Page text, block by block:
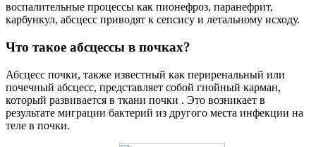
воспалительные процессы как пионефроз, паранефрит,
карбункул, абсцесс приводят к сепсису и летальному исходу.
Что такое абсцессы в почках?
Абсцесс почки, также известный как периренальный или
почечный абсцесс, представляет собой гнойный карман,
который развивается в ткани почки . Это возникает в
результате миграции бактерий из другого места инфекции на
теле в почки.